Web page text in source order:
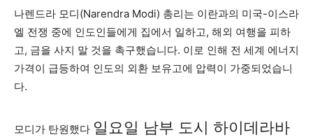
나렌드라 모디(Narendra Modi) 총리는 이란과의 미국-이스라
엘 전쟁 중에 인도인들에게 집에서 일하고, 해외 여행을 피하
고, 금을 사지 말 것을 촉구했습니다. 이로 인해 전 세계 에너지
가격이 급등하여 인도의 외환 보유고에 압력이 가중되었습니
다.
모디가 탄원했다 일요일 남부 도시 하이데라바